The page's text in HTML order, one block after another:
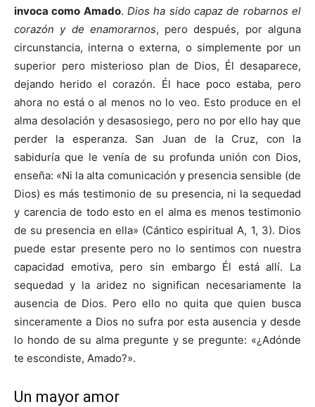
invoca como Amado.Dios ha sido capaz de robarnos el
corazón y de enamorarnos, pero después, por alguna
circunstancia, interna o externa, o simplemente por un
superior pero misterioso plan de Dios, Él desaparece,
dejando herido el corazón. Él hace poco estaba, pero
ahora no está o al menos no lo veo. Esto produce en el
alma desolación y desasosiego, pero no por ello hay que
perder la esperanza. San Juan de la Cruz, con la
sabiduría que le venía de su profunda unión con Dios,
enseña: «Ni la alta comunicación y presencia sensible (de
Dios) es más testimonio de su presencia, ni la sequedad
y carencia de todo esto en el alma es menos testimonio
de su presencia en ella» (Cántico espiritual A, 1, 3). Dios
puede estar presente pero no lo sentimos con nuestra
capacidad emotiva, pero sin embargo Él está allí. La
sequedad y la aridez no significan necesariamente la
ausencia de Dios. Pero ello no quita que quien busca
sinceramente a Dios no sufra por esta ausencia y desde
lo hondo de su alma pregunte y se pregunte: «¿Adónde
te escondiste, Amado?».
Un mayor amor